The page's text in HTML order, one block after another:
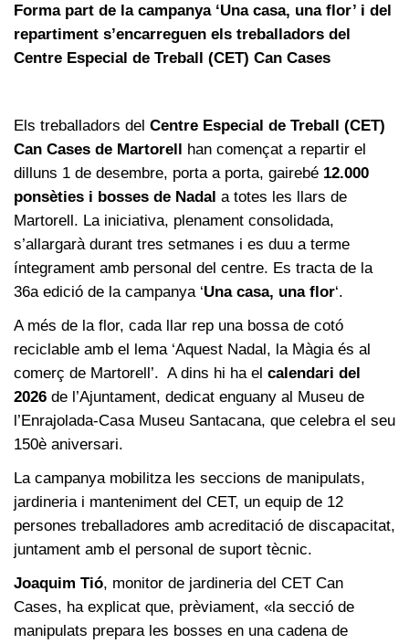
Forma part de la campanya ‘Una casa, una flor’ i del
repartiment s’encarreguen els treballadors del
Centre Especial de Treball (CET) Can Cases
Els treballadors del Centre Especial de Treball (CET)
Can Cases de Martorell han començat a repartir el
dilluns 1 de desembre, porta a porta, gairebé 12.000
ponsèties i bosses de Nadal a totes les llars de
Martorell. La iniciativa, plenament consolidada,
s’allargarà durant tres setmanes i es duu a terme
íntegrament amb personal del centre. Es tracta de la
36a edició de la campanya ‘Una casa, una flor‘.
A més de la flor, cada llar rep una bossa de cotó
reciclable amb el lema ‘Aquest Nadal, la Màgia és al
comerç de Martorell’. A dins hi ha el calendari del
2026 de l’Ajuntament, dedicat enguany al Museu de
l’Enrajolada-Casa Museu Santacana, que celebra el seu
150è aniversari.
La campanya mobilitza les seccions de manipulats,
jardineria i manteniment del CET, un equip de 12
persones treballadores amb acreditació de discapacitat,
juntament amb el personal de suport tècnic.
Joaquim Tió, monitor de jardineria del CET Can
Cases, ha explicat que, prèviament, «la secció de
manipulats prepara les bosses en una cadena de